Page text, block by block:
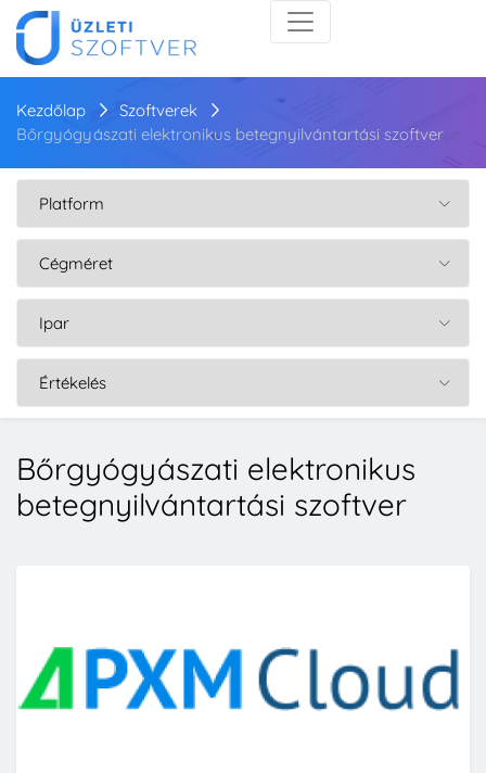
Kezdőlap
Szoftverek
Bőrgyógyászati elektronikus betegnyilvántartási szoftver
Bőrgyógyászati elektronikus
betegnyilvántartási szoftver